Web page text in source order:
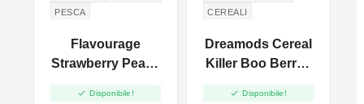
PESCA
Flavourage
Strawberry Peach
 Disponibile!
CEREALI
Dreamods Cereal
Killer Boo Berry -
 Disponibile!